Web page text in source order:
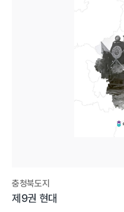
충청북도지
제9권 현대